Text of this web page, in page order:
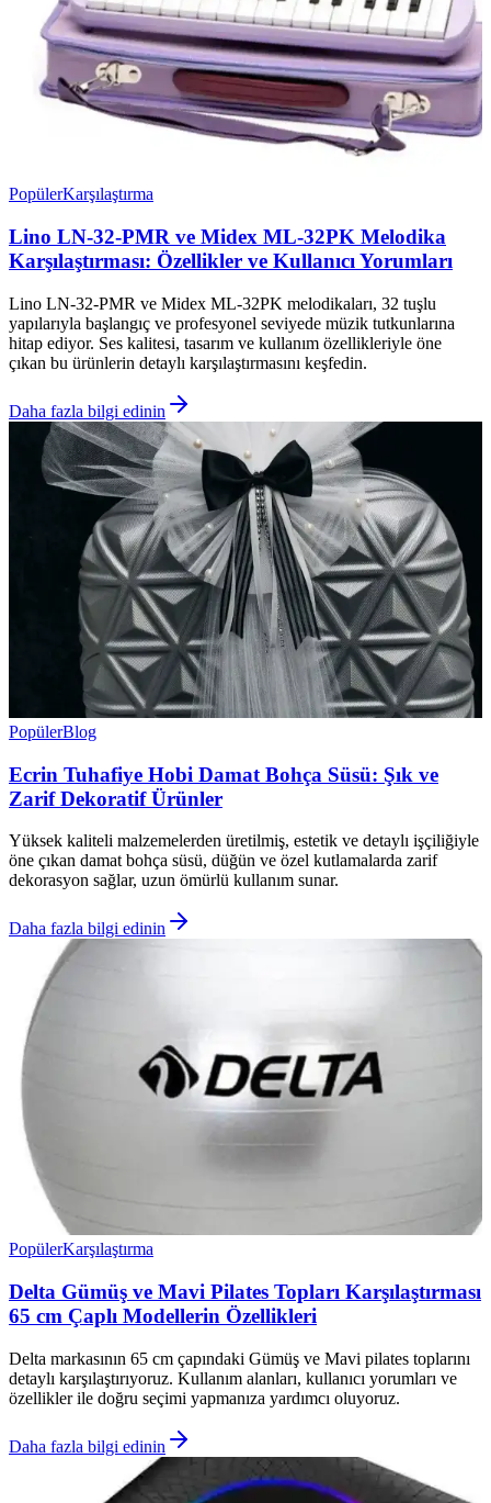
PopülerKarşılaştırma
Lino LN-32-PMR ve Midex ML-32PK Melodika
Karşılaştırması: Özellikler ve Kullanıcı Yorumları
Lino LN-32-PMR ve Midex ML-32PK melodikaları, 32 tuşlu
yapılarıyla başlangıç ve profesyonel seviyede müzik tutkunlarına
hitap ediyor. Ses kalitesi, tasarım ve kullanım özellikleriyle öne
çıkan bu ürünlerin detaylı karşılaştırmasını keşfedin.
Daha fazla bilgi edinin
PopülerBlog
Ecrin Tuhafiye Hobi Damat Bohça Süsü: Şık ve
Zarif Dekoratif Ürünler
Yüksek kaliteli malzemelerden üretilmiş, estetik ve detaylı işçiliğiyle
öne çıkan damat bohça süsü, düğün ve özel kutlamalarda zarif
dekorasyon sağlar, uzun ömürlü kullanım sunar.
Daha fazla bilgi edinin
PopülerKarşılaştırma
Delta Gümüş ve Mavi Pilates Topları Karşılaştırması
65 cm Çaplı Modellerin Özellikleri
Delta markasının 65 cm çapındaki Gümüş ve Mavi pilates toplarını
detaylı karşılaştırıyoruz. Kullanım alanları, kullanıcı yorumları ve
özellikler ile doğru seçimi yapmanıza yardımcı oluyoruz.
Daha fazla bilgi edinin